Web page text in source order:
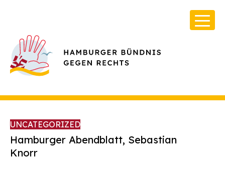
UNCATEGORIZED
Hamburger Abendblatt, Sebastian
Knorr